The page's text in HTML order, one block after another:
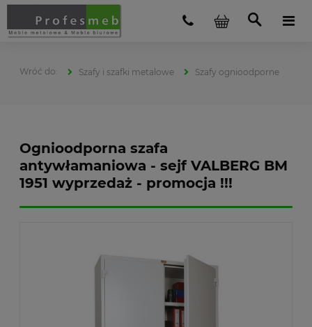
Szafy i szafki metalowe Szafy ognioodporne
Ognioodporna szafa
antywłamaniowa - sejf VALBERG BM
1951 wyprzedaż - promocja !!!